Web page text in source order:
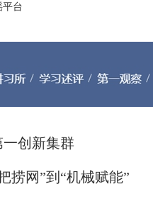
平台
一创新集群
捞网”到“机械赋能”